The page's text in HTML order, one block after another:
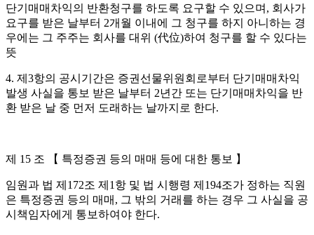
단기매매차익의 반환청구를 하도록 요구할 수 있으며, 회사가
요구를 받은 날부터 2개월 이내에 그 청구를 하지 아니하는 경
우에는 그 주주는 회사를 대위 (代位)하여 청구를 할 수 있다는
뜻
4. 제3항의 공시기간은 증권선물위원회로부터 단기매매차익
발생 사실을 통보 받은 날부터 2년간 또는 단기매매차익을 반
환 받은 날 중 먼저 도래하는 날까지로 한다.
제 15 조 【 특정증권 등의 매매 등에 대한 통보 】
임원과 법 제172조 제1항 및 법 시행령 제194조가 정하는 직원
은 특정증권 등의 매매, 그 밖의 거래를 하는 경우 그 사실을 공
시책임자에게 통보하여야 한다.